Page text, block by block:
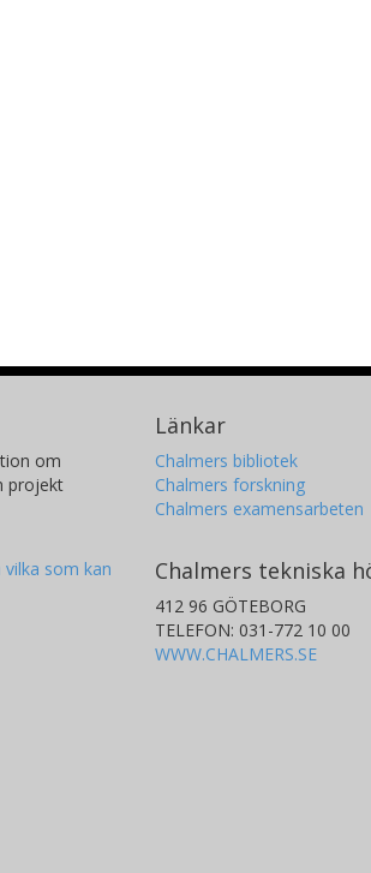
om
projekt
som kan
Länkar
Chalmers bibliotek
Chalmers forskning
Chalmers examensarbeten
Chalmers tekniska
412 96 GÖTEBORG
TELEFON: 031-772 10 00
WWW.CHALMERS.SE